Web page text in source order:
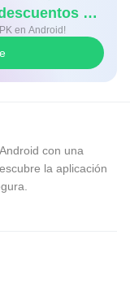
en
en Android!
con una
la aplicación